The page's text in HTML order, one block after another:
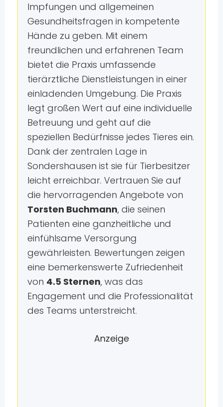
Impfungen und allgemeinen
Gesundheitsfragen in kompetente
Hände zu geben. Mit einem
freundlichen und erfahrenen Team
bietet die Praxis umfassende
tierärztliche Dienstleistungen in einer
einladenden Umgebung. Die Praxis
legt großen Wert auf eine individuelle
Betreuung und geht auf die
speziellen Bedürfnisse jedes Tieres ein.
Dank der zentralen Lage in
Sondershausen ist sie für Tierbesitzer
leicht erreichbar. Vertrauen Sie auf
die hervorragenden Angebote von
Torsten Buchmann, die seinen
Patienten eine ganzheitliche und
einfühlsame Versorgung
gewährleisten. Bewertungen zeigen
eine bemerkenswerte Zufriedenheit
von 4.5 Sternen, was das
Engagement und die Professionalität
des Teams unterstreicht.
Anzeige